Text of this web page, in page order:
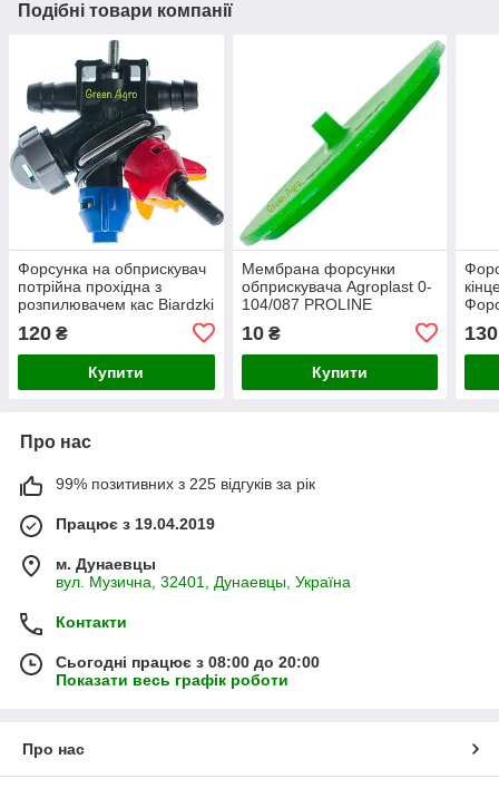
Подібні товари компанії
Форсунка на обприскувач
потрійна прохідна з
розпилювачем кас Biardzki
обприскувача G-01
120 ₴
Купити
Мембрана форсунки
обприскувача Agroplast 0-
104/087 PROLINE
10₴
Купити
130
Про нас
99% позитивних з 225 відгуків за рік
Працює з 19.04.2019
м. Дунаевцы
вул. Музична, 32401, Дунаевцы, Україна
Контакти
Сьогодні працює з 08:00 до 20:00
Показати весь графік роботи
Про нас